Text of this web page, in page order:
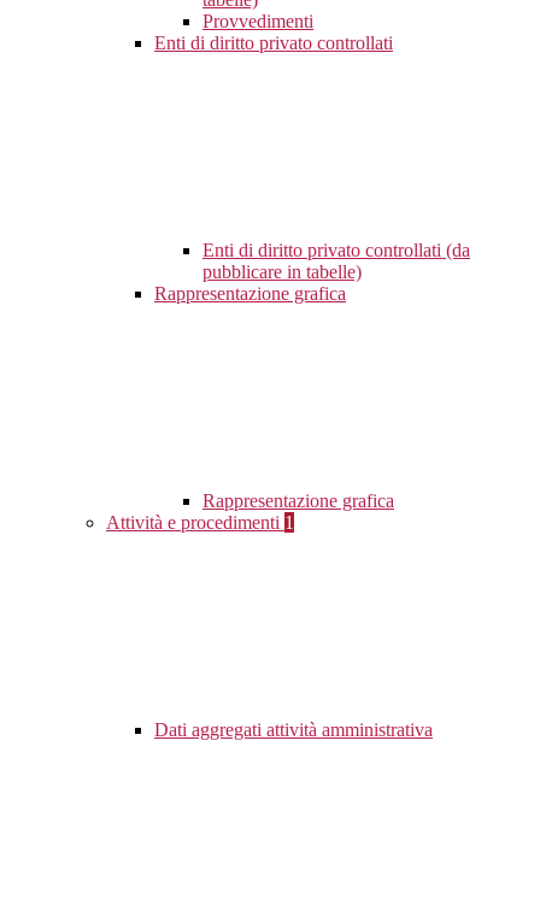
Provvedimenti
Enti di diritto privato controllati
Enti di diritto privato controllati (da
pubblicare in tabelle)
Rappresentazione grafica
Rappresentazione grafica
Attività e procedimenti 1
Dati aggregati attività amministrativa